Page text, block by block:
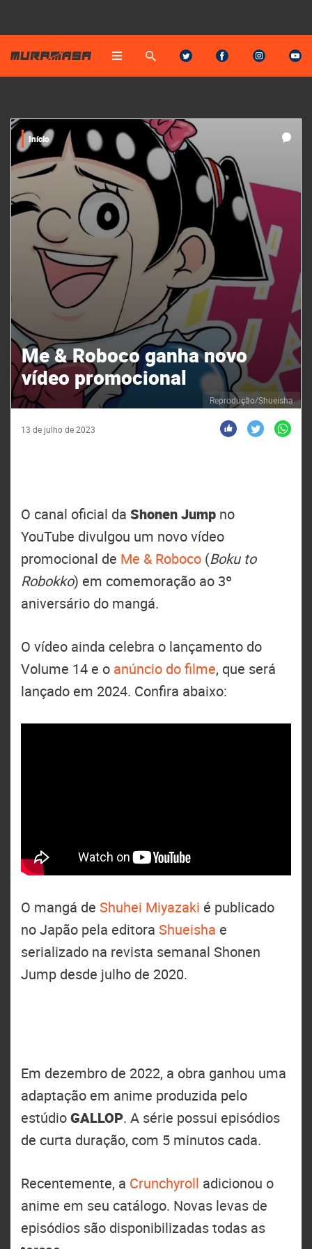
Reprodução/Shueisha
Início
Me & Roboco ganha novo
vídeo promocional
13 de julho de 2023
O canal oficial da Shonen Jump no
YouTube divulgou um novo vídeo
promocional de Me & Roboco (Boku to
Robokko) em comemoração ao 3º
aniversário do mangá.
O vídeo ainda celebra o lançamento do
Volume 14 e o anúncio do filme, que será
lançado em 2024. Confira abaixo:
O mangá de Shuhei Miyazaki é publicado
no Japão pela editora Shueisha e
serializado na revista semanal Shonen
Jump desde julho de 2020.
Em dezembro de 2022, a obra ganhou uma
adaptação em anime produzida pelo
estúdioGALLOP. A série possui episódios
de curta duração, com 5 minutos cada.
Recentemente, a Crunchyroll adicionou o
anime em seu catálogo. Novas levas de
episódios são disponibilizadas todas as